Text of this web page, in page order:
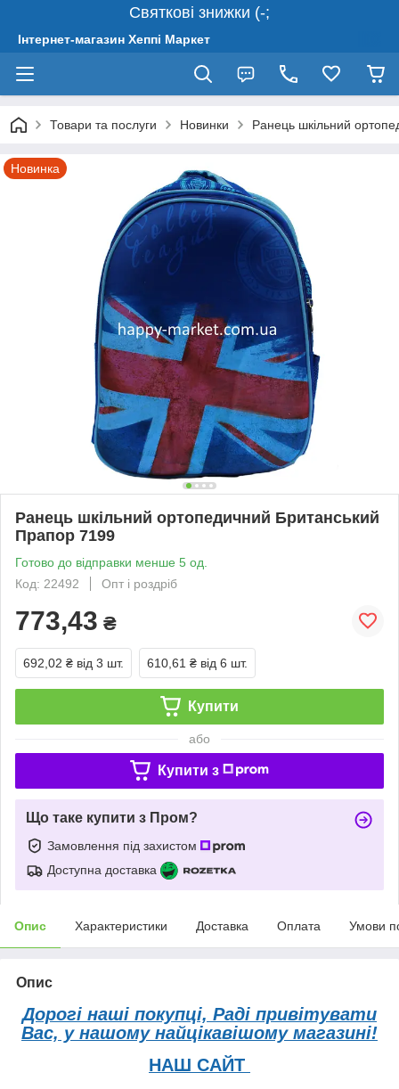
Святкові знижки (-;
Інтернет-магазин Хеппі Маркет
Товари та послуги Новинки Ранець шкільний
Новинка
Ранець шкільний ортопедичний Британський
Прапор 7199
Готово до відправки менше 5 од.
Код: 22492
Опт і роздріб
773,43 ₴
692,02 ₴ від 3 шт. 610,61 ₴ від 6 шт.
Купити
або
Купити з
Що таке купити з Пром?
Замовлення під захистом
Доступна доставка
Опис Характеристики Доставка Оплата Умови
Опис
Дорогі наші покупці, Раді привітувати
Вас, у нашому найцікавішому магазині!
НАШ САЙТ